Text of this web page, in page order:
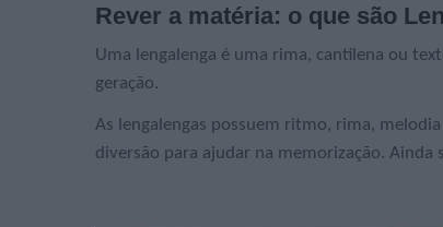
Rever a matéria: o que são
Uma lengalenga é uma rima, cantilena ou
geração.
As lengalengas possuem ritmo, rima,
diversão para ajudar na memorização. Ainda